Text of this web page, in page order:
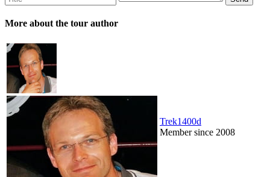
More about the tour author
Trek1400d
Member since 2008